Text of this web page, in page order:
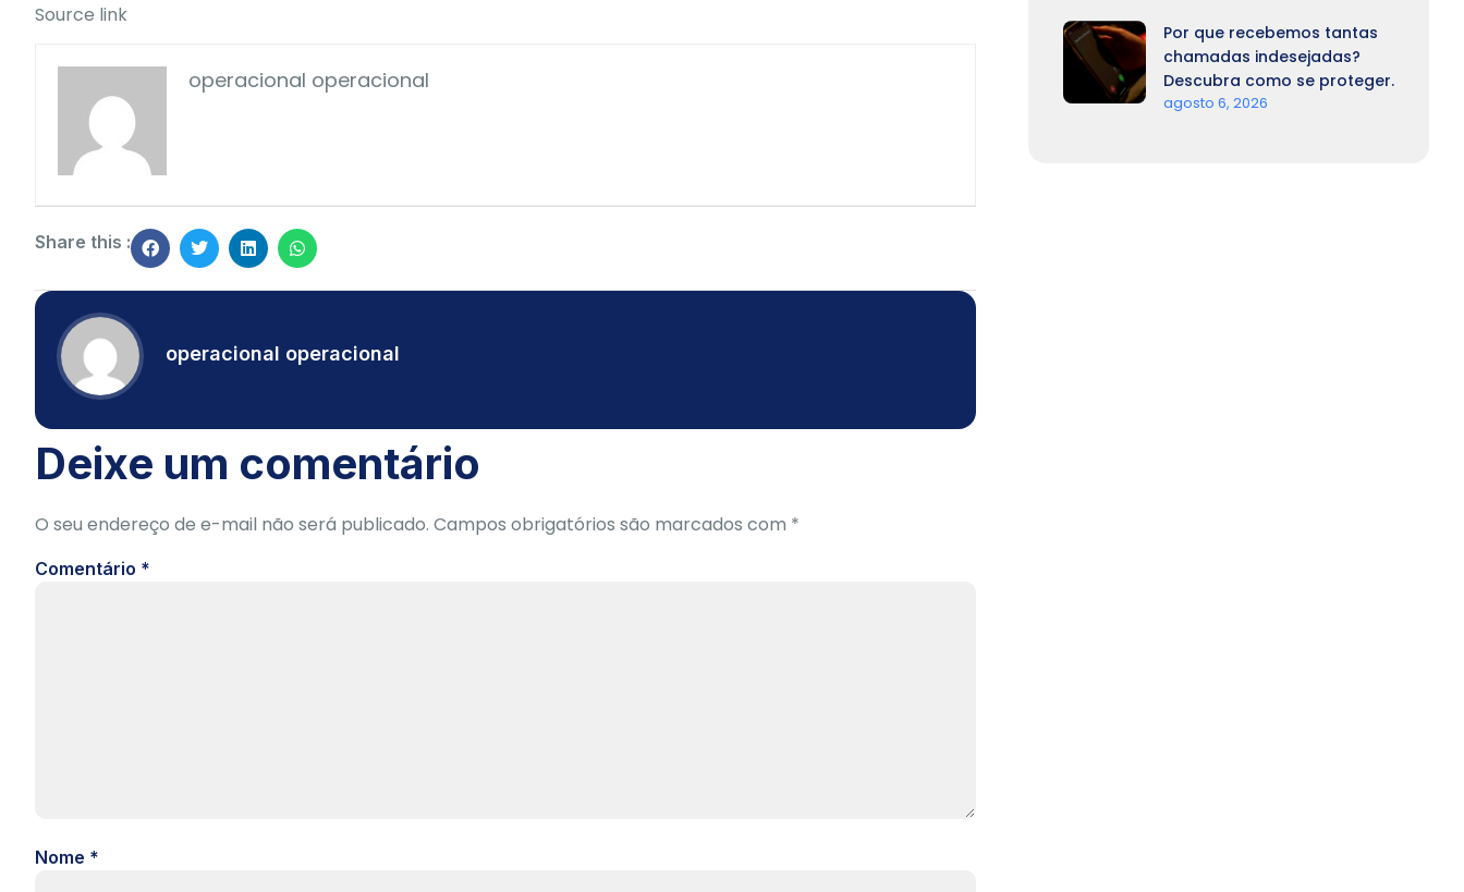
Source link
operacional operacional
Share this :
operacional operacional
Deixe um comentário
O seu endereço de e-mail não será publicado. Campos obrigatórios são marcados com *
Comentário *
Nome *
Por que recebemos tantas
chamadas indesejadas?
Descubra como se proteger.
agosto 6, 2026